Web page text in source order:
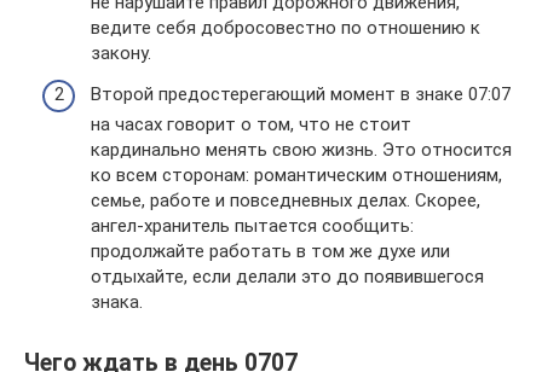
ведите себя добросовестно по отношению к
закону.
Второй предостерегающий момент в знаке 07:07
на часах говорит о том, что не стоит
кардинально менять свою жизнь. Это относится
ко всем сторонам: романтическим отношениям,
семье, работе и повседневных делах. Скорее,
ангел-хранитель пытается сообщить:
продолжайте работать в том же духе или
отдыхайте, если делали это до появившегося
знака.
Чего ждать в день 0707